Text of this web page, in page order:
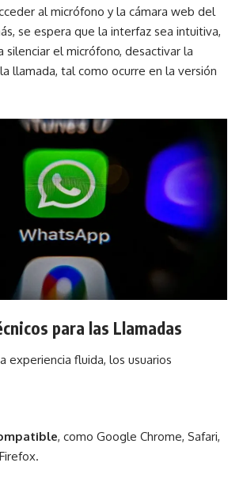
al micrófono y la cámara web del
se espera que la interfaz sea intuitiva,
silenciar el micrófono, desactivar la
llamada, tal como ocurre en la versión
para las Llamadas
experiencia fluida, los usuarios
, como Google Chrome, Safari,